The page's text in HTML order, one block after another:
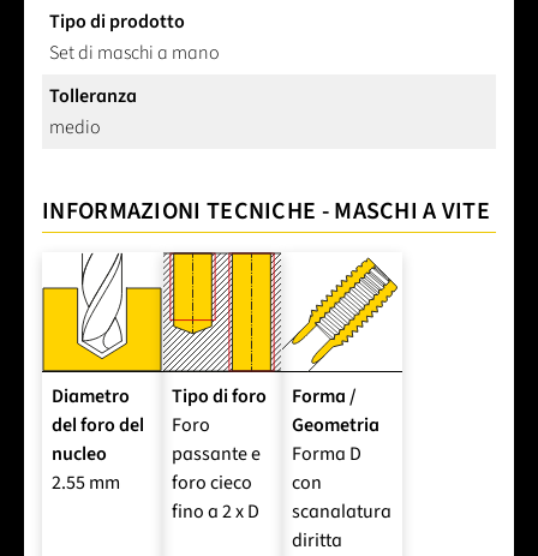
Tipo di prodotto
Set di maschi a mano
Tolleranza
medio
INFORMAZIONI TECNICHE - MASCHI A VITE
Diametro
del foro del
nucleo
2.55 mm
Tipo di foro
Foro
passante e
foro cieco
fino a 2 x D
Forma /
Geometria
Forma D
con
scanalatura
diritta